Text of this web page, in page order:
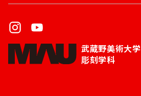
武蔵野美術大学
彫刻学科